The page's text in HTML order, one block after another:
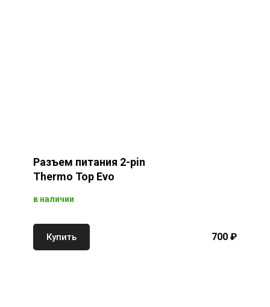
Разъем питания 2-pin
Thermo Top Evo
в наличии
Купить 700 ₽